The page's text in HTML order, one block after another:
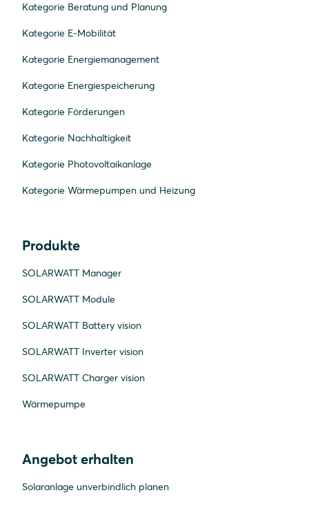
Kategorie Beratung und Planung
Kategorie E-Mobilität
Kategorie Energiemanagement
Kategorie Energiespeicherung
Kategorie Förderungen
Kategorie Nachhaltigkeit
Kategorie Photovoltaikanlage
Kategorie Wärmepumpen und Heizung
Produkte
SOLARWATT Manager
SOLARWATT Module
SOLARWATT Battery vision
SOLARWATT Inverter vision
SOLARWATT Charger vision
Wärmepumpe
Angebot erhalten
Solaranlage unverbindlich planen